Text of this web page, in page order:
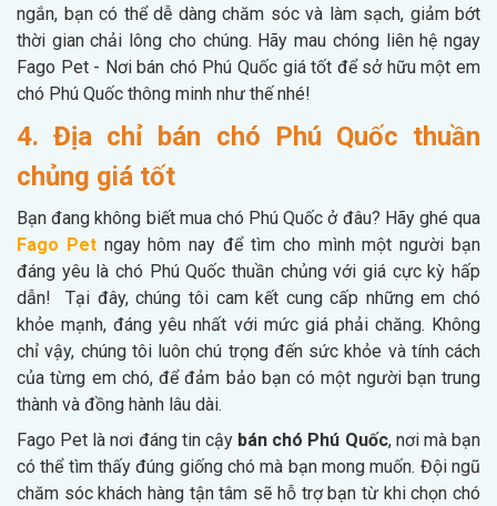
ngắn, bạn có thể dễ dàng chăm sóc và làm sạch, giảm bớt
thời gian chải lông cho chúng. Hãy mau chóng liên hệ ngay
Fago Pet - Nơi bán chó Phú Quốc giá tốt để sở hữu một em
chó Phú Quốc thông minh như thế nhé!
4. Địa chỉ bán chó Phú Quốc thuần
chủng giá tốt
Bạn đang không biết mua chó Phú Quốc ở đâu? Hãy ghé qua
Fago Petngay hôm nay để tìm cho mình một người bạn
đáng yêu là chó Phú Quốc thuần chủng với giá cực kỳ hấp
dẫn! Tại đây, chúng tôi cam kết cung cấp những em chó
khỏe mạnh, đáng yêu nhất với mức giá phải chăng. Không
chỉ vậy, chúng tôi luôn chú trọng đến sức khỏe và tính cách
của từng em chó, để đảm bảo bạn có một người bạn trung
thành và đồng hành lâu dài.
Fago Pet là nơi đáng tin cậy bán chó Phú Quốc, nơi mà bạn
có thể tìm thấy đúng giống chó mà bạn mong muốn. Đội ngũ
chăm sóc khách hàng tận tâm sẽ hỗ trợ bạn từ khi chọn chó